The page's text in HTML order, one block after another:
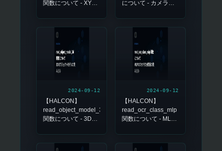
関数について - XYZ
ェクトモデルの生成
について - カメラパ
2024-09-12
【HALCON】
read_object_model_3d
関数について - 3Dオ
読み込み
2024-09-12
【HALCON】
read_ocr_class_mlp
関数について - MLP
読み込み